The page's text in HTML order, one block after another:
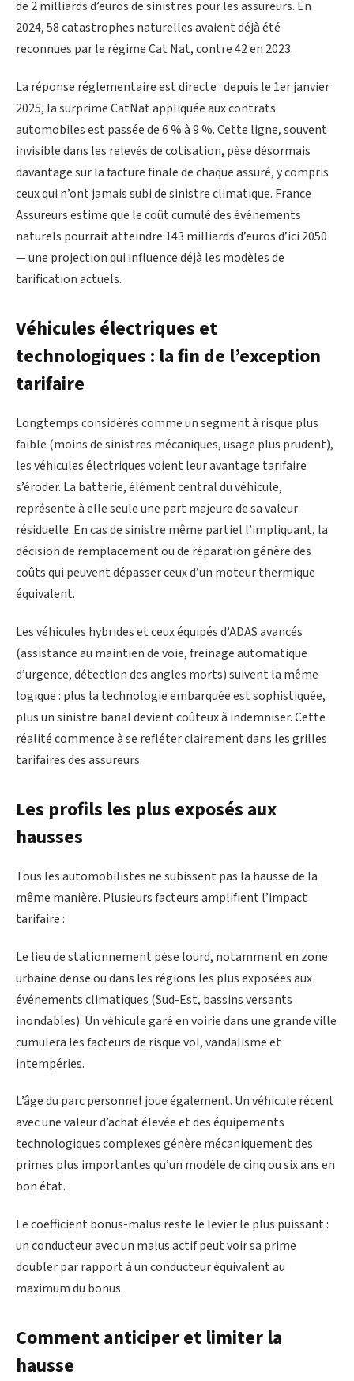
de 2 milliards d’euros de sinistres pour les assureurs. En
2024, 58 catastrophes naturelles avaient déjà été
reconnues par le régime Cat Nat, contre 42 en 2023.
La réponse réglementaire est directe : depuis le 1er janvier
2025, la surprime CatNat appliquée aux contrats
automobiles est passée de 6 % à 9 %. Cette ligne, souvent
invisible dans les relevés de cotisation, pèse désormais
davantage sur la facture finale de chaque assuré, y compris
ceux qui n’ont jamais subi de sinistre climatique. France
Assureurs estime que le coût cumulé des événements
naturels pourrait atteindre 143 milliards d’euros d’ici 2050
— une projection qui influence déjà les modèles de
tarification actuels.
Véhicules électriques et
technologiques : la fin de l’exception
tarifaire
Longtemps considérés comme un segment à risque plus
faible (moins de sinistres mécaniques, usage plus prudent),
les véhicules électriques voient leur avantage tarifaire
s’éroder. La batterie, élément central du véhicule,
représente à elle seule une part majeure de sa valeur
résiduelle. En cas de sinistre même partiel l’impliquant, la
décision de remplacement ou de réparation génère des
coûts qui peuvent dépasser ceux d’un moteur thermique
équivalent.
Les véhicules hybrides et ceux équipés d’ADAS avancés
(assistance au maintien de voie, freinage automatique
d’urgence, détection des angles morts) suivent la même
logique : plus la technologie embarquée est sophistiquée,
plus un sinistre banal devient coûteux à indemniser. Cette
réalité commence à se refléter clairement dans les grilles
tarifaires des assureurs.
Les profils les plus exposés aux
hausses
Tous les automobilistes ne subissent pas la hausse de la
même manière. Plusieurs facteurs amplifient l’impact
tarifaire :
Le lieu de stationnement pèse lourd, notamment en zone
urbaine dense ou dans les régions les plus exposées aux
événements climatiques (Sud-Est, bassins versants
inondables). Un véhicule garé en voirie dans une grande ville
cumulera les facteurs de risque vol, vandalisme et
intempéries.
L’âge du parc personnel joue également. Un véhicule récent
avec une valeur d’achat élevée et des équipements
technologiques complexes génère mécaniquement des
primes plus importantes qu’un modèle de cinq ou six ans en
bon état.
Le coefficient bonus-malus reste le levier le plus puissant :
un conducteur avec un malus actif peut voir sa prime
doubler par rapport à un conducteur équivalent au
maximum du bonus.
Comment anticiper et limiter la
hausse